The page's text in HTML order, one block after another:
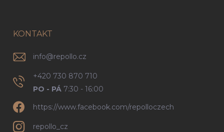
KONTAKT
info@repollo.cz
+420 730 870 710
PO - PÁ 7:30 - 16:00
https://www.facebook.com/repolloczech
repollo_cz